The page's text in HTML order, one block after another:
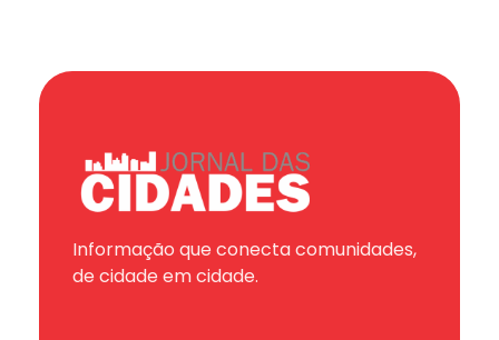
Informação que conecta comunidades,
de cidade em cidade.